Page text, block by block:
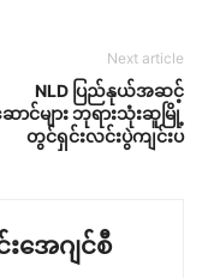
Next article
NLD ပြည်နုယ်အဆင့်
ောင်များ ဘုရားသုံးဆူမြို့
တွင်ရှင်းလင်းပွဲကျင်းပ
ေဂျင်စီ